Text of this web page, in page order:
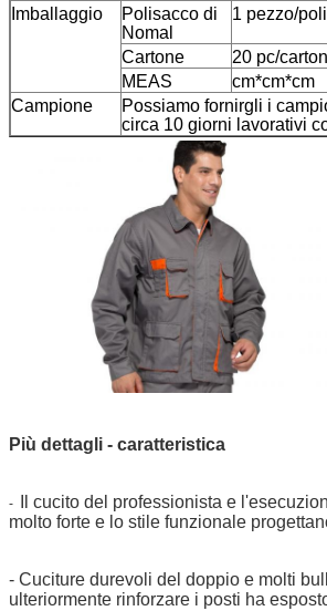
Imballaggio
Polisacco di
Nomal
1 pezzo/
Cartone
20 pc/
MEAS
cm*cm*cm
Campione
Possiamo fornirgli i
circa 10 giorni lavorativi
Più dettagli - caratteristica
-
Il cucito del professionista e
molto forte e lo stile funzionale
- Cuciture durevoli del doppio e molti
ulteriormente rinforzare i posti ha